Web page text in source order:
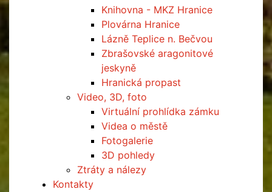
Knihovna - MKZ Hranice
Plovárna Hranice
Lázně Teplice n. Bečvou
Zbrašovské aragonitové
jeskyně
Hranická propast
Video, 3D, foto
Virtuální prohlídka zámku
Videa o městě
Fotogalerie
3D pohledy
Ztráty a nálezy
Kontakty